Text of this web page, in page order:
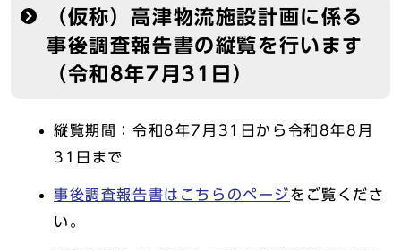
（仮称）高津物流施設計画に係る
事後調査報告書の縦覧を行います
（令和8年7月31日）
縦覧期間：令和8年7月31日から令和8年8月
31日まで
事後調査報告書はこちらのページをご覧くださ
い。